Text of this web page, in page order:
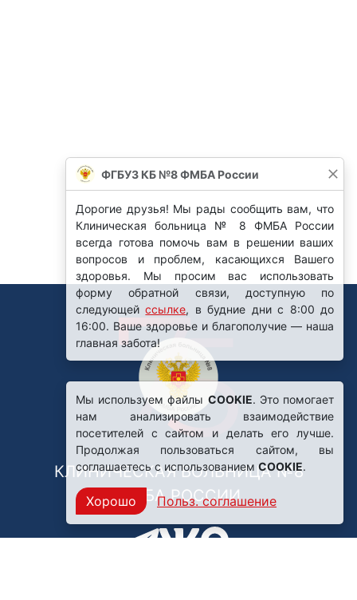
КЛИНИЧЕСКАЯ БОЛЬНИЦА №8
ФМБА РОССИИ
Мы используем файлы COOKIE. Это помогает
нам анализировать взаимодействие
посетителей с сайтом и делать его лучше.
Продолжая пользоваться сайтом, вы
соглашаетесь с использованиемCOOKIE.
Хорошо Польз. соглашение